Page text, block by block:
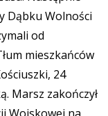
Dąbku Wolności
od
mieszkańców
24
Marsz zakończył